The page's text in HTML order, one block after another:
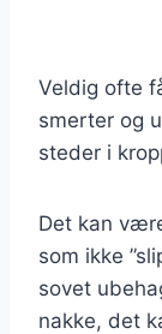
Veldig ofte
smerter og
steder i
Det kan
som ikke
sovet
nakke, det